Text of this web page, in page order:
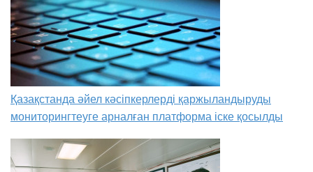
Қазақстанда әйел кәсіпкерлерді қаржыландыруды
мониторингтеуге арналған платформа іске қосылды